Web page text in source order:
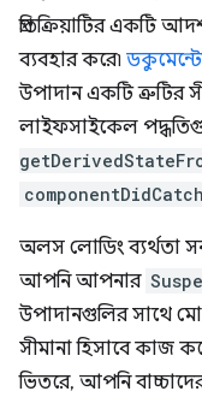
প্রতিক্রিয়াটির একটি
ব্যবহার করে৷
উপাদান একটি ত্রুটির
লাইফসাইকেল
অলস লোডিং ব্যর্থতা
আপনি আপনার
উপাদানগুলির সাথে
সীমানা হিসাবে কাজ
ভিতরে, আপনি